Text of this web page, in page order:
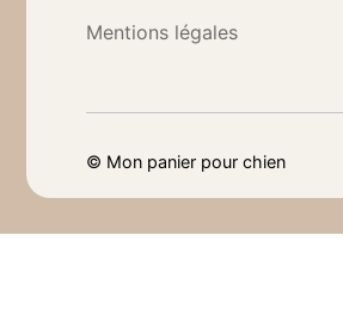
Mentions légales
© Mon panier pour chien